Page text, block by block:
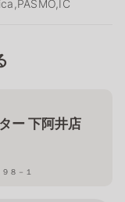
ー 下阿井店
８－１